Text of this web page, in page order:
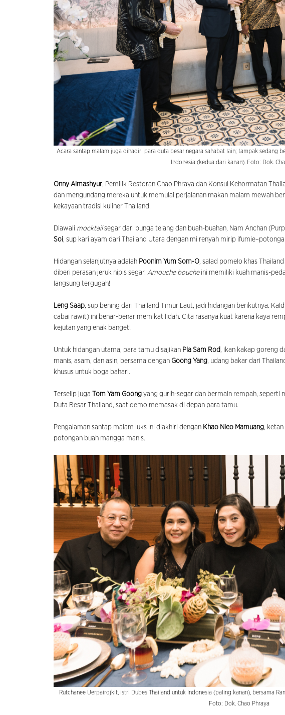
Acara santap malam juga dihadiri para duta besar negara sahabat lain; tampak sedang
Indonesia (kedua dari kanan). Foto: Dok.
Onny Almashyur, Pemilik Restoran Chao Phraya dan Konsul Kehormatan
dan mengundang mereka untuk memulai perjalanan makan malam mewah
kekayaan tradisi kuliner Thailand.
Diawali mocktailsegar dari bunga telang dan buah-buahan, Nam Anchan
Soi, sup kari ayam dari Thailand Utara dengan mi renyah mirip
Hidangan selanjutnya adalah Poonim Yum Som-O, salad pomelo khas
diberi perasan jeruk nipis segar. Amouche boucheini memiliki kuah manis-
langsung tergugah!
Leng Saap, sup bening dari Thailand Timur Laut, jadi hidangan berikutnya.
cabai rawit) ini benar-benar memikat lidah. Cita rasanya kuat karena kaya
kejutan yang enak banget!
Untuk hidangan utama, para tamu disajikan Pla Sam Rod, ikan kakap goreng
manis, asam, dan asin, bersama dengan Goong Yang, udang bakar dari
khusus untuk boga bahari.
Terselip juga Tom Yam Goong yang gurih-segar dan bermain rempah, seperti
Duta Besar Thailand, saat demo memasak di depan para tamu.
Pengalaman santap malam luks ini diakhiri dengan Khao Nieo Mamuang,
potongan buah mangga manis.
Rutchanee Uerpairojkit, istri Dubes Thailand untuk Indonesia (paling kanan), bersama
Foto: Dok. Chao Phraya